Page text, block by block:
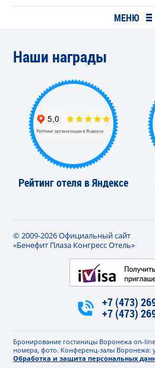
МЕНЮ
Наши награды
Рейтинг отеля в Яндексе
© 2009-2026 Официальный сайт
«Бенефит Плаза Конгресс Отель»
+7 (473)
+7 (473)
Бронирование гостиницы Воронежа on-
номера, фото. Конференц-залы Воронежа:
Обработка и защита персональных